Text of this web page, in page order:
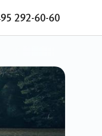
292-60-60